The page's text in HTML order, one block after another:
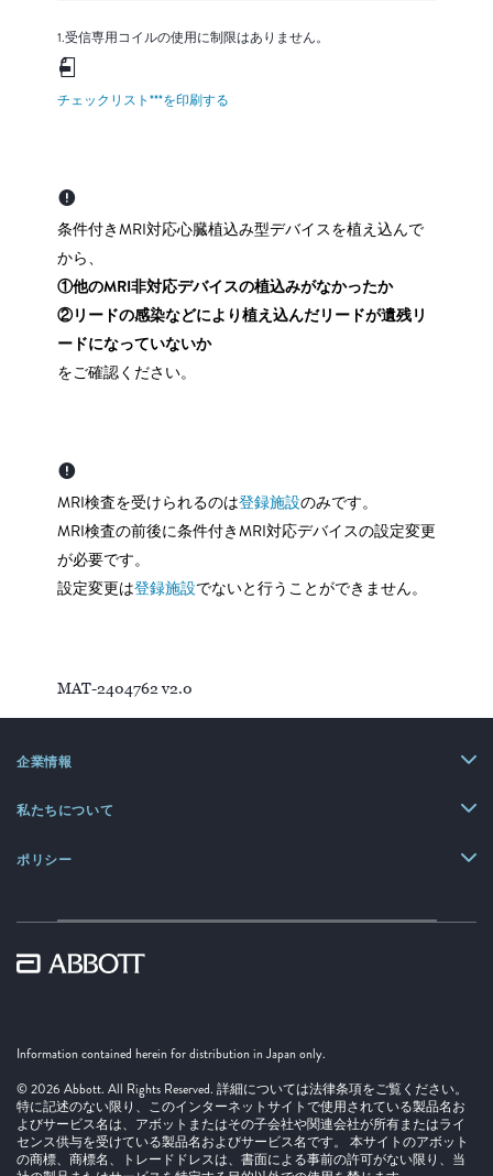
1.受信専用コイルの使用に制限はありません。
チェックリスト***を印刷する
条件付きMRI対応心臓植込み型デバイスを植え込んで
から、
①他のMRI非対応デバイスの植込みがなかったか
②リードの感染などにより植え込んだリードが遺残リ
ードになっていないか
をご確認ください。
MRI検査を受けられるのは登録施設のみです。
MRI検査の前後に条件付きMRI対応デバイスの設定変更
が必要です。
設定変更は登録施設でないと行うことができません。
MAT-2404762 v2.0
企業情報
私たちについて
ポリシー
Information contained herein for distribution in Japan only.
© 2026 Abbott. All Rights Reserved. 詳細については法律条項をご覧ください。
特に記述のない限り、このインターネットサイトで使用されている製品名お
よびサービス名は、アボットまたはその子会社や関連会社が所有またはライ
センス供与を受けている製品名およびサービス名です。 本サイトのアボット
の商標、商標名、トレードドレスは、書面による事前の許可がない限り、当